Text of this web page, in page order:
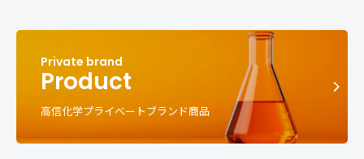
Product
高信化学プライベートブランド商品